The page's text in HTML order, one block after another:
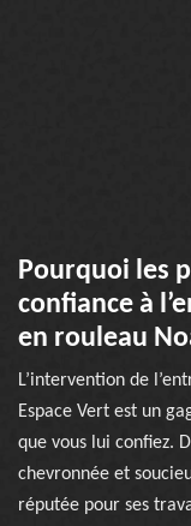
Pourquoi les
confiance à
en rouleau
L’intervention de
Espace Vert est un
que vous lui confiez.
chevronnée et
réputée pour ses